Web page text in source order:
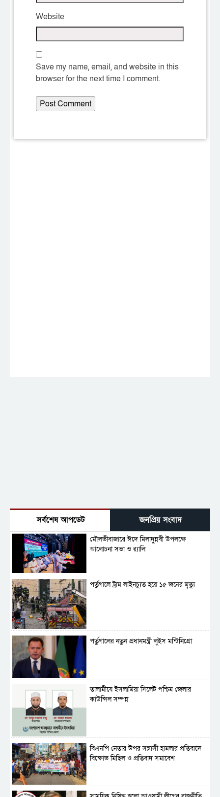
Website
Save my name, email, and website in this
browser for the next time I comment.
সর্বশেষ আপডেট জনপ্রিয় সংবাদ
মৌলভীবাজারে ঈদে মিলাদুন্নবী উপলক্ষে
আলোচনা সভা ও র‍্যালি
পর্তুগালে ট্রাম লাইনচ্যুত হয়ে ১৫ জনের মৃত্যু
পর্তুগালের নতুন প্রধানমন্ত্রী লুইস মন্টিনিগ্রো
‎তালামীযে ইসলামিয়া সিলেট পশ্চিম জেলার
কাউন্সিল সম্পন্ন
বিএনপি নেতার উপর সন্ত্রাসী হামলার প্রতিবাদে
বিক্ষোভ মিছিল ও প্রতিবাদ সমাবেশ